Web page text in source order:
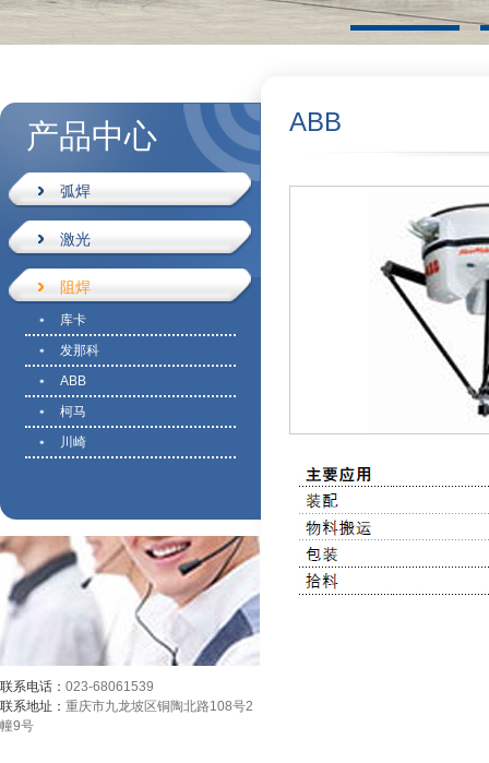
产品中心
弧焊
激光
阻焊
库卡
发那科
ABB
柯马
川崎
联系电话： 023-68061539
联系地址： 重庆市九龙坡区铜陶北路108号2
幢9号
ABB